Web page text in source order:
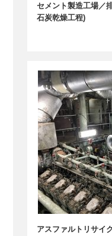
セメント製造工場／
石炭乾燥工程)
アスファルトリサイ